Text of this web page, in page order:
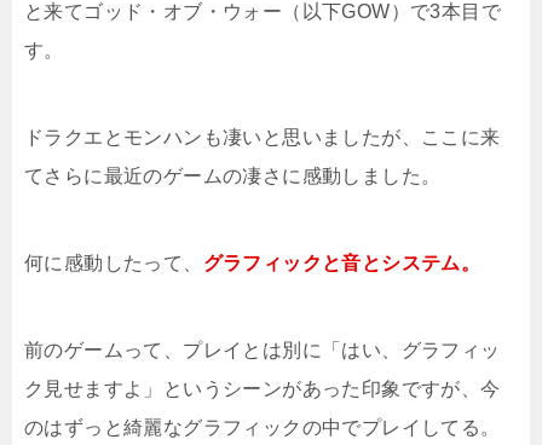
と来てゴッド・オブ・ウォー（以下GOW）で3本目で
す。
ドラクエとモンハンも凄いと思いましたが、ここに来
てさらに最近のゲームの凄さに感動しました。
何に感動したって、 グラフィックと音とシステム。
前のゲームって、プレイとは別に「はい、グラフィッ
ク見せますよ」というシーンがあった印象ですが、今
のはずっと綺麗なグラフィックの中でプレイしてる。